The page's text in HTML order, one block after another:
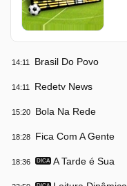
14:11 Brasil Do Povo
14:11 Redetv News
15:20 Bola Na Rede
18:28 Fica Com A Gente
18:36 DICA A Tarde é Sua